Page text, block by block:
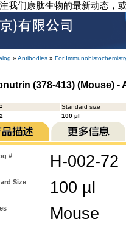
我们康肽生物的最新动态，
» Antibodies » For
(378-413) (Mouse)
Standard size
100 µl
# H-002-72
Size 100 µl
Mouse